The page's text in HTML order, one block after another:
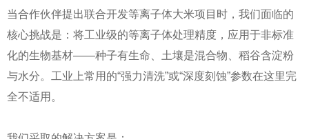
当合作伙伴提出联合开发等离子体大米项目时，我们面临的
核心挑战是：将工业级的等离子体处理精度，应用于非标准
化的生物基材——种子有生命、土壤是混合物、稻谷含淀粉
与水分。工业上常用的“强力清洗”或“深度刻蚀”参数在这里完
全不适用。